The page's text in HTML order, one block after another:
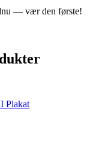
— vær den første!
Plakat